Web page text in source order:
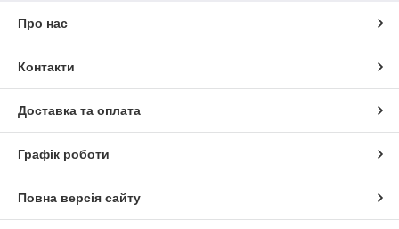
Про нас
Контакти
Доставка та оплата
Графік роботи
Повна версія сайту